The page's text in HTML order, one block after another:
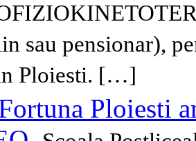
sau pensionar),
Ploiesti. […]
Ploiesti